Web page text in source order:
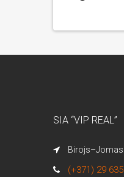
SIA “VIP REAL”
Birojs–Jomas
(+371) 29